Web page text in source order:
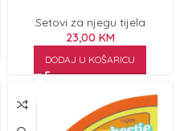
Setovi za njegu tijela
23,00 KM
DODAJ U KOŠARICU